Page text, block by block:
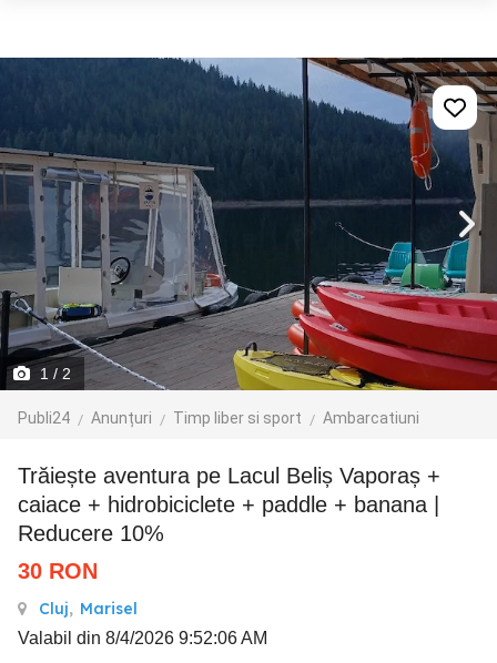
1 / 2
Publi24 Anunțuri Timp liber si sport Ambarcatiuni
Trăiește aventura pe Lacul Beliș Vaporaș +
caiace + hidrobiciclete + paddle + banana |
Reducere 10%
30 RON
Cluj, Marisel
Valabil din 8/4/2026 9:52:06 AM